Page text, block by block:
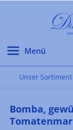
Unser Sortiment
Bomba,